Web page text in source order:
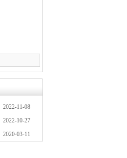
2022-11-08
2022-10-27
2020-03-11